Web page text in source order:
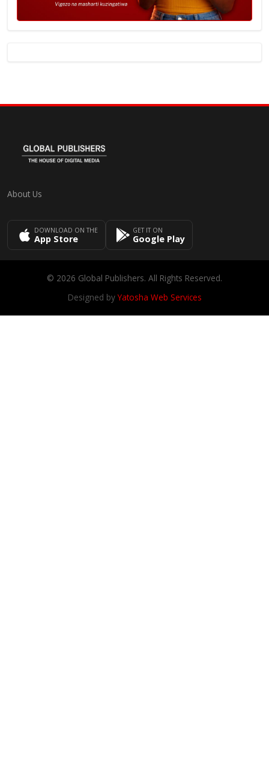
About Us
DOWNLOAD ON THE
App Store
GET IT ON
Google Play
© 2026 Global Publishers. All Rights Reserved.
Designed byYatosha Web Services